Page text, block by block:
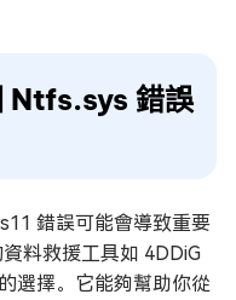
Ntfs.sys 錯誤
錯誤可能會導致重要
料救援工具如 4DDiG
選擇。它能夠幫助你從